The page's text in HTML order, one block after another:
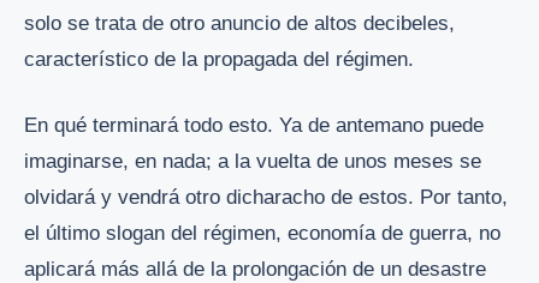
solo se trata de otro anuncio de altos decibeles,
característico de la propagada del régimen.
En qué terminará todo esto. Ya de antemano puede
imaginarse, en nada; a la vuelta de unos meses se
olvidará y vendrá otro dicharacho de estos. Por tanto,
el último slogan del régimen, economía de guerra, no
aplicará más allá de la prolongación de un desastre